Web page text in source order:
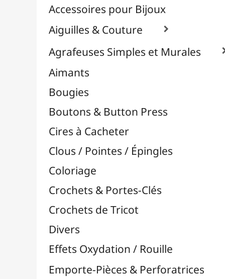
Divers
Effets Oxydation / Rouille
Emporte-Pièces & Perforatrices
Feuilles Métallisées & Foils
Feutrines & Caoutchouc Mousse
Fibres & Raphia
Fil Nylon & Elastiques
Fils Métalliques
Fleurs en Papier & Décors
Horlogerie - Mécanismes & Aiguilles
Masques
Massicots & Lames
Oeillets & Rivets
Petites Pinces
Plantes & Jardin
Plastique Fou
Poncage / Émeri